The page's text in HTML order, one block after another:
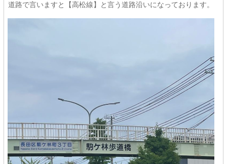
道路で言いますと【高松線】と言う道路沿いになっております。